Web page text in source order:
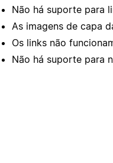
Não há suporte para
As imagens de capa
Os links não
Não há suporte para